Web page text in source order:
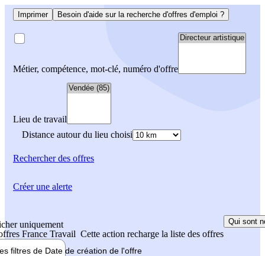
Imprimer Besoin d'aide sur la recherche d'offres d'emploi ?
Métier, compétence, mot-clé, numéro d'offre
Lieu de travail
Distance autour du lieu choisi
Rechercherdes offres
uniquement
France Travail Cette action recharge la liste des offres
Qui sont
filtres de Date de création de l'offre
Créer une alerte